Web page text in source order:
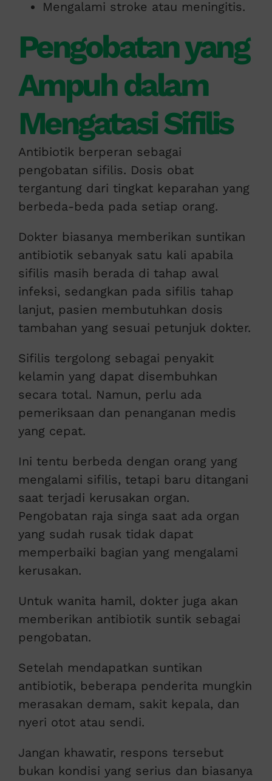
Mengalami stroke atau meningitis.
Pengobatan yang
Ampuh dalam
Mengatasi Sifilis
Antibiotik berperan sebagai
pengobatan sifilis. Dosis obat
tergantung dari tingkat keparahan yang
berbeda-beda pada setiap orang.
Dokter biasanya memberikan suntikan
antibiotik sebanyak satu kali apabila
sifilis masih berada di tahap awal
infeksi, sedangkan pada sifilis tahap
lanjut, pasien membutuhkan dosis
tambahan yang sesuai petunjuk dokter.
Sifilis tergolong sebagai penyakit
kelamin yang dapat disembuhkan
secara total. Namun, perlu ada
pemeriksaan dan penanganan medis
yang cepat.
Ini tentu berbeda dengan orang yang
mengalami sifilis, tetapi baru ditangani
saat terjadi kerusakan organ.
Pengobatan raja singa saat ada organ
yang sudah rusak tidak dapat
memperbaiki bagian yang mengalami
kerusakan.
Untuk wanita hamil, dokter juga akan
memberikan antibiotik suntik sebagai
pengobatan.
Setelah mendapatkan suntikan
antibiotik, beberapa penderita mungkin
merasakan demam, sakit kepala, dan
nyeri otot atau sendi.
Jangan khawatir, respons tersebut
bukan kondisi yang serius dan biasanya